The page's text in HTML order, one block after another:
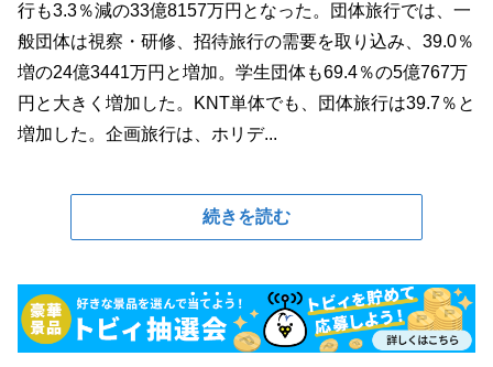
行も3.3％減の33億8157万円となった。団体旅行では、一
般団体は視察・研修、招待旅行の需要を取り込み、39.0％
増の24億3441万円と増加。学生団体も69.4％の5億767万
円と大きく増加した。KNT単体でも、団体旅行は39.7％と
増加した。企画旅行は、ホリデ...
続きを読む